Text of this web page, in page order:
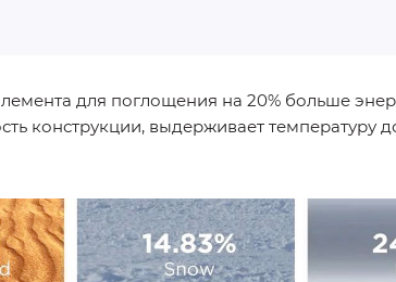
для поглощения на 20% больше
конструкции, выдерживает температуру